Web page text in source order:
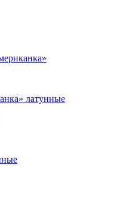
латунные